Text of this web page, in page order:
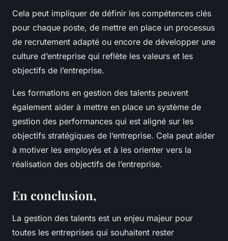
Cela peut impliquer de définir les compétences clés
pour chaque poste, de mettre en place un processus
de recrutement adapté ou encore de développer une
culture d’entreprise qui reflète les valeurs et les
objectifs de l’entreprise.
Les formations en gestion des talents peuvent
également aider à mettre en place un système de
gestion des performances qui est aligné sur les
objectifs stratégiques de l’entreprise. Cela peut aider
à motiver les employés et à les orienter vers la
réalisation des objectifs de l’entreprise.
En conclusion,
La gestion des talents est un enjeu majeur pour
toutes les entreprises qui souhaitent rester